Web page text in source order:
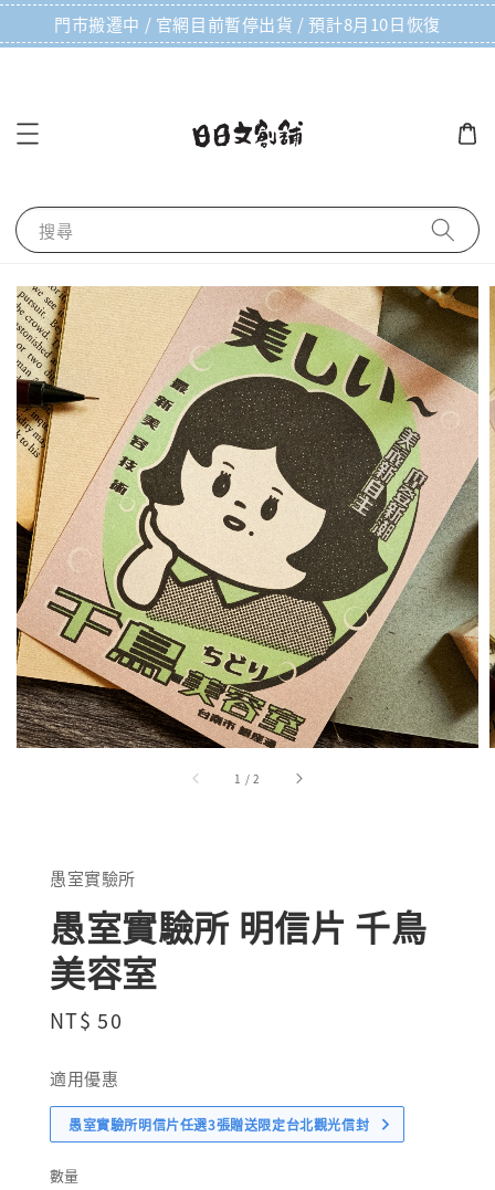
門市搬遷中 / 官網目前暫停出貨 / 預計8月10日恢復
搜尋
1 /2
愚室實驗所
愚室實驗所 明信片 千鳥
美容室
Regular
NT$ 50
適用優惠
愚室實驗所明信片任選3張贈送限定台北觀光信封
數量